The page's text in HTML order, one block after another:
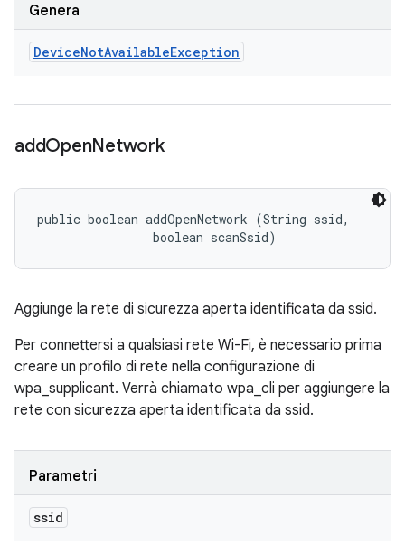
Genera
DeviceNotAvailableException
addOpenNetwork
public boolean addOpenNetwork (String ssid,
                boolean scanSsid)
Aggiunge la rete di sicurezza aperta identificata da ssid.
Per connettersi a qualsiasi rete Wi-Fi, è necessario prima
creare un profilo di rete nella configurazione di
wpa_supplicant. Verrà chiamato wpa_cli per aggiungere la
rete con sicurezza aperta identificata da ssid.
Parametri
ssid